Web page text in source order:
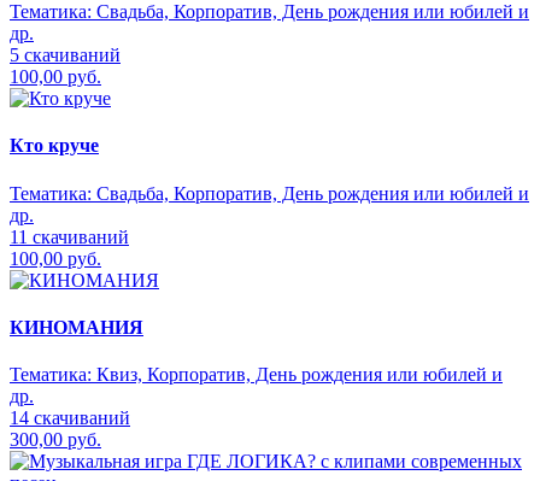
Тематика: Свадьба, Корпоратив, День рождения или юбилей и
др.
5 скачиваний
100,00 руб.
Кто круче
Тематика: Свадьба, Корпоратив, День рождения или юбилей и
др.
11 скачиваний
100,00 руб.
КИНОМАНИЯ
Тематика: Квиз, Корпоратив, День рождения или юбилей и
др.
14 скачиваний
300,00 руб.